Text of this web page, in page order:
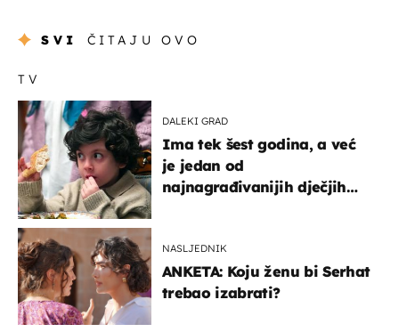
SVI ČITAJU OVO
TV
DALEKI GRAD
Ima tek šest godina, a već
je jedan od
najnagrađivanijih dječjih
NASLJEDNIK
ANKETA: Koju ženu bi Serhat
trebao izabrati?